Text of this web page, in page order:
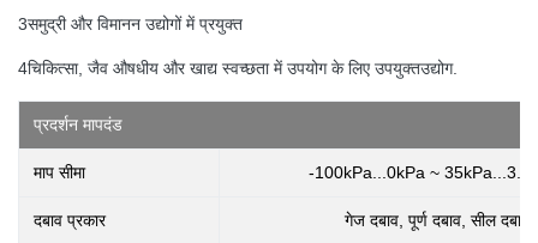
3समुद्री और विमानन उद्योगों में प्रयुक्त
4चिकित्सा, जैव औषधीय और खाद्य स्वच्छता में उपयोग के लिए उपयुक्तउद्योग.
प्रदर्शन मापदंड
माप सीमा -100kPa...0kPa ~
दबाव प्रकार गेज दबाव, पूर्ण दबाव, सील दबाव